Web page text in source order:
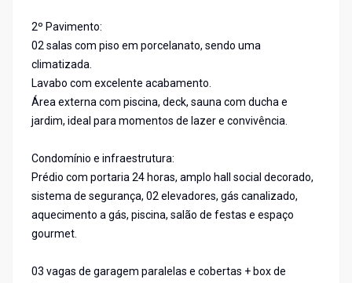
2º Pavimento:
02 salas com piso em porcelanato, sendo uma
climatizada.
Lavabo com excelente acabamento.
Área externa com piscina, deck, sauna com ducha e
jardim, ideal para momentos de lazer e convivência.
Condomínio e infraestrutura:
Prédio com portaria 24 horas, amplo hall social decorado,
sistema de segurança, 02 elevadores, gás canalizado,
aquecimento a gás, piscina, salão de festas e espaço
gourmet.
03 vagas de garagem paralelas e cobertas + box de